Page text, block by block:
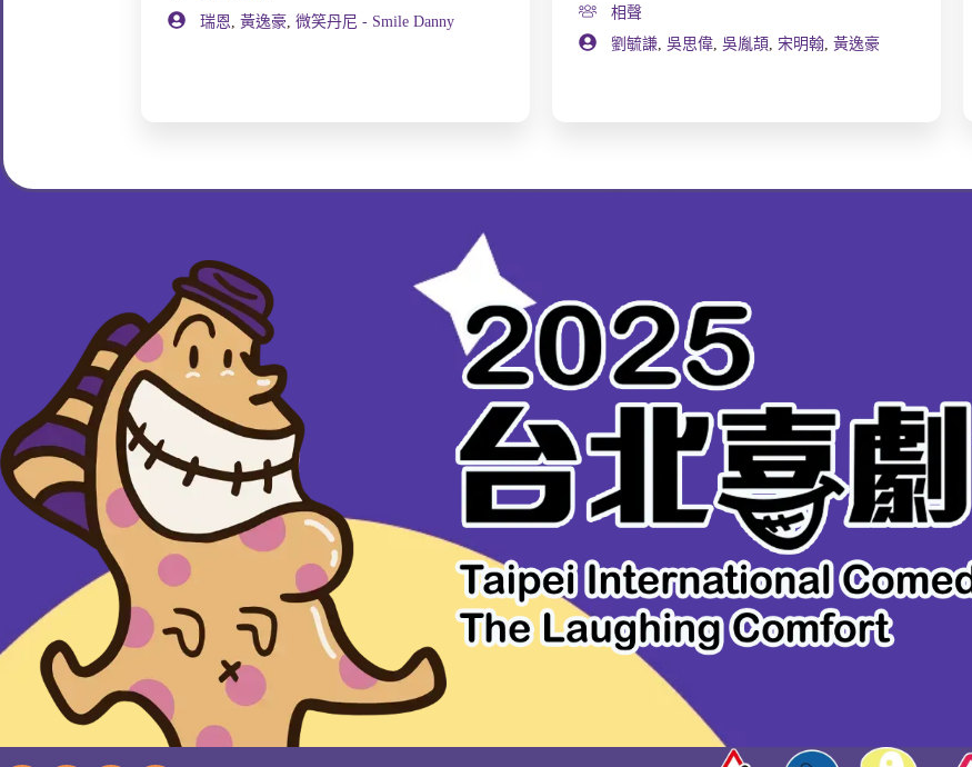
瑞恩 ,黃逸豪 ,微笑丹尼 - Smile Danny
相聲
劉毓謙 ,吳思偉 ,吳胤頡 宋明翰 ,黃逸豪